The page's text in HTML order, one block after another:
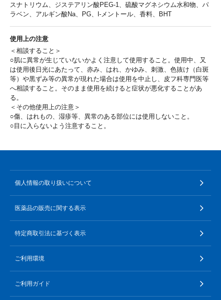
スナトリウム、ジステアリン酸PEG-1、硫酸マグネシウム水和物、パ
ラベン、アルギン酸Na、PG、l-メントール、香料、BHT
使用上の注意
＜相談すること＞
○肌に異常が生じていないかよく注意して使用すること。使用中、又
は使用後日光にあたって、赤み、はれ、かゆみ、刺激、色抜け（白斑
等）や黒ずみ等の異常が現れた場合は使用を中止し、皮フ科専門医等
へ相談すること。そのまま使用を続けると症状が悪化することがあ
る。
＜その他使用上の注意＞
○傷、はれもの、湿疹等、異常のある部位には使用しないこと。
○目に入らないよう注意すること。
個人情報の取り扱いについて
医薬品の販売に関する表示
特定商取引法に基づく表示
ご利用環境
ご利用ガイド